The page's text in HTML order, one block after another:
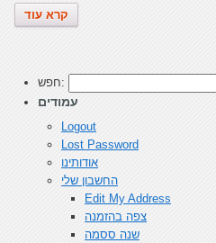
קרא עוד
חפש:
עמודים
Logout
Lost Password
אודותינו
החשבון שלי
Edit My Address
צפה בהזמנה
שנה ססמה